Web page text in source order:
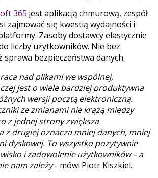
365 jest aplikacją chmurową, zespół
zajmować się kwestią wydajności i
Zasoby dostawcy elastycznie
liczby użytkowników. Nie bez
sprawa bezpieczeństwa danych.
nad plikami we wspólnej,
jest o wiele bardziej produktywna
wersji pocztą elektroniczną.
ze zmianami nie krążą między
z jednej strony zwiększa
z drugiej oznacza mniej danych, mniej
dyskowej. To wszystko pozytywnie
i zadowolenie użytkowników – a
nam zależy- mówi Piotr Kiszkiel.